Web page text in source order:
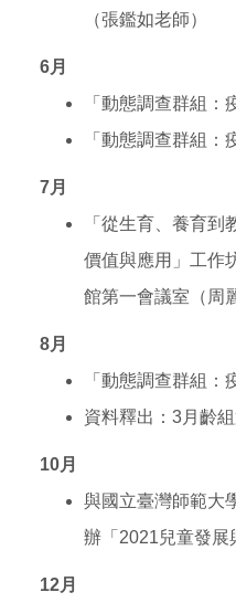
（張鑑如老師）
6月
「動態調查群組
「動態調查群組
7月
「從生育、養育
價值與應用」工作
館第一會議室（周
8月
「動態調查群組
資料釋出：3月齡
10月
與國立臺灣師範大
辦「2021兒童發展
12月